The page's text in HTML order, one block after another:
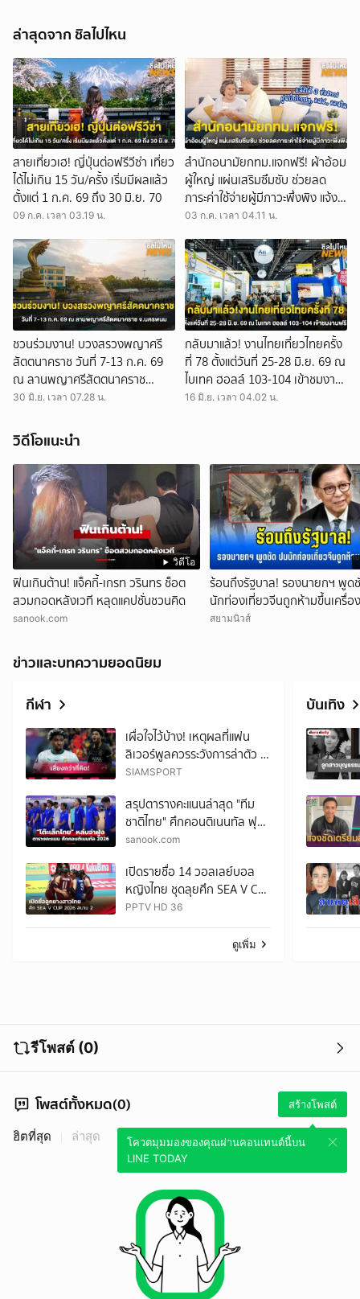
ล่าสุดจาก ชิลไปไหน
สายเที่ยวเฮ! ญี่ปุ่นต่อฟรีวีซ่า เที่ยว
ได้ไม่เกิน 15 วัน/ครั้ง เริ่มมีผลแล้ว
ตั้งแต่ 1 ก.ค. 69 ถึง 30 มิ.ย. 70
09 ก.ค. เวลา 03.19 น.
สำนักอนามัยกทม.แจกฟรี! ผ้าอ้อม
ผู้ใหญ่ แผ่นเสริมซึมซับ ช่วยลด
ภาระค่าใช้จ่ายผู้มีภาวะพึ่งพิง แจ้ง
ได้ 3 ช่องทาง: ศูนย์บริการฯ,
03 ก.ค. เวลา 04.11 น.
ชวนร่วมงาน! บวงสรวงพญาศรี
สัตตนาคราช วันที่ 7-13 ก.ค. 69
ณ ลานพญาศรีสัตตนาคราช
จ.นครพนม
30 มิ.ย. เวลา 07.28 น.
กลับมาแล้ว! งานไทยเที่ยวไทยครั้ง
ที่ 78 ตั้งแต่วันที่ 25-28 มิ.ย. 69 ณ
ไบเทค ฮอลล์ 103-104 เข้าชมงาน
ฟรี!
16 มิ.ย. เวลา 04.02 น.
วิดีโอแนะนำ
วิดีโอ
ฟินเกินต้าน! แจ็คกี้-เกรท วรินทร ช็อต
สวมกอดหลังเวที หลุดแคปชั่นชวนคิด
sanook.com
ร้อนถึงรัฐบาล! รองนายกฯ พูด
นักท่องเที่ยวจีนถูกห้ามขึ้นเครื่อง
สยามนิวส์
ข่าวและบทความยอดนิยม
กีฬา
เผื่อใจไว้บ้าง! เหตุผลที่แฟน
ลิเวอร์พูลควรระวังการล่าตัว อิ
บราฮิม เอ็มบาย เสริมทัพ
SIAMSPORT
สรุปตารางคะแนนล่าสุด "ทีม
ชาติไทย" ศึกคอนติเนนทัล ฟุต
ซอล แชมเปี้ยนชิพ 2026
sanook.com
เปิดรายชื่อ 14 วอลเลย์บอล
หญิงไทย ชุดลุยศึก SEA V Cup
2026 เลก 2 ที่ไทย
PPTV HD 36
ดูเพิ่ม
บันเทิง
รีโพสต์ (0)
โพสต์ทั้งหมด(0) สร้างโพสต์
โควตมุมมองของคุณผ่านคอนเทนต์นี้บน
LINE TODAY
ฮิตที่สุด ล่าสุด